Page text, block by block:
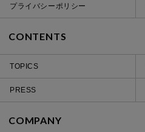
プライバシーポリシー
CONTENTS
TOPICS
PRESS
COMPANY